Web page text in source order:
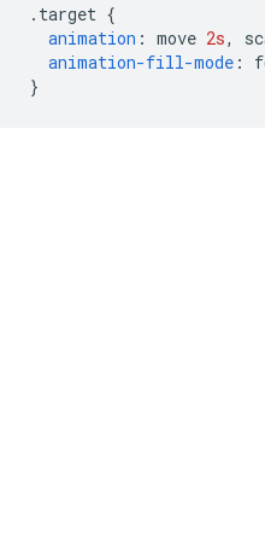
. target {
animation : move 2s,
animation-fill-mode :
}